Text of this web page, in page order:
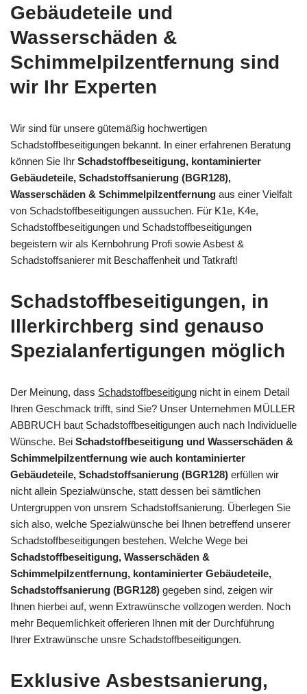
Gebäudeteile und
Wasserschäden &
Schimmelpilzentfernung sind
wir Ihr Experten
Wir sind für unsere gütemäßig hochwertigen
Schadstoffbeseitigungen bekannt. In einer erfahrenen Beratung
können Sie Ihr Schadstoffbeseitigung, kontaminierter
Gebäudeteile, Schadstoffsanierung (BGR128),
Wasserschäden & Schimmelpilzentfernung aus einer Vielfalt
von Schadstoffbeseitigungen aussuchen. Für K1e, K4e,
Schadstoffbeseitigungen und Schadstoffbeseitigungen
begeistern wir als Kernbohrung Profi sowie Asbest &
Schadstoffsanierer mit Beschaffenheit und Tatkraft!
Schadstoffbeseitigungen, in
Illerkirchberg sind genauso
Spezialanfertigungen möglich
Der Meinung, dass Schadstoffbeseitigung nicht in einem Detail
Ihren Geschmack trifft, sind Sie? Unser Unternehmen MÜLLER
ABBRUCH baut Schadstoffbeseitigungen auch nach Individuelle
Wünsche. Bei Schadstoffbeseitigung und Wasserschäden &
Schimmelpilzentfernung wie auch kontaminierter
Gebäudeteile, Schadstoffsanierung (BGR128) erfüllen wir
nicht allein Spezialwünsche, statt dessen bei sämtlichen
Untergruppen von unsrem Schadstoffsanierung. Überlegen Sie
sich also, welche Spezialwünsche bei Ihnen betreffend unserer
Schadstoffbeseitigungen bestehen. Welche Wege bei
Schadstoffbeseitigung, Wasserschäden &
Schimmelpilzentfernung, kontaminierter Gebäudeteile,
Schadstoffsanierung (BGR128) gegeben sind, zeigen wir
Ihnen hierbei auf, wenn Extrawünsche vollzogen werden. Noch
mehr Bequemlichkeit offerieren Ihnen mit der Durchführung
Ihrer Extrawünsche unsre Schadstoffbeseitigungen.
Exklusive Asbestsanierung,